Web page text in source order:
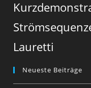
Lauretti
Neueste Beiträge